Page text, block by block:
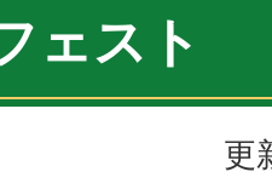
ェスト
更